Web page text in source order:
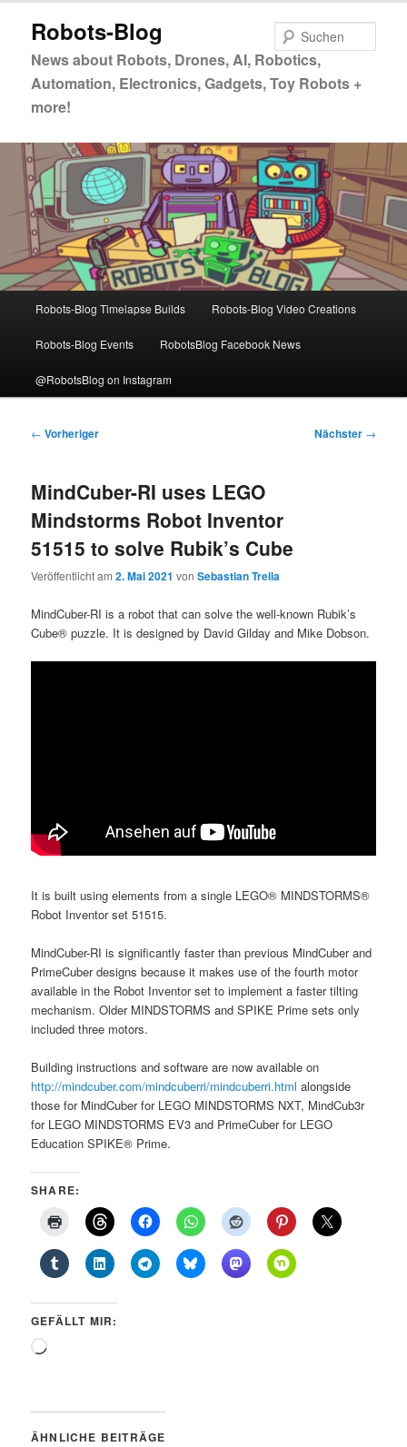
primären
springen
Robots-Blog
News about Robots, Drones, AI, Robotics,
Automation, Electronics, Gadgets, Toy Robots +
more!
Robots-Blog Timelapse Builds Robots-Blog Video Creations
Robots-Blog Events RobotsBlog Facebook News
@RobotsBlog on Instagram
Beitragsnavigation
← Vorheriger Nächster →
MindCuber-RI uses LEGO
Mindstorms Robot Inventor
51515 to solve Rubik’s Cube
Veröffentlicht am2. Mai 2021 vonSebastian Trella
MindCuber-RI is a robot that can solve the well-known Rubik’s
Cube® puzzle. It is designed by David Gilday and Mike Dobson.
It is built using elements from a single LEGO® MINDSTORMS®
Robot Inventor set 51515.
MindCuber-RI is significantly faster than previous MindCuber and
PrimeCuber designs because it makes use of the fourth motor
available in the Robot Inventor set to implement a faster tilting
mechanism. Older MINDSTORMS and SPIKE Prime sets only
included three motors.
Building instructions and software are now available on
http://mindcuber.com/mindcuberri/mindcuberri.html alongside
those for MindCuber for LEGO MINDSTORMS NXT, MindCub3r
for LEGO MINDSTORMS EV3 and PrimeCuber for LEGO
Education SPIKE® Prime.
SHARE:
GEFÄLLT MIR:
Wird
ÄHNLICHE BEITRÄGE